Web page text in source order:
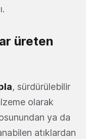
üreten
, sürdürülebilir
olarak
ya da
atıklardan